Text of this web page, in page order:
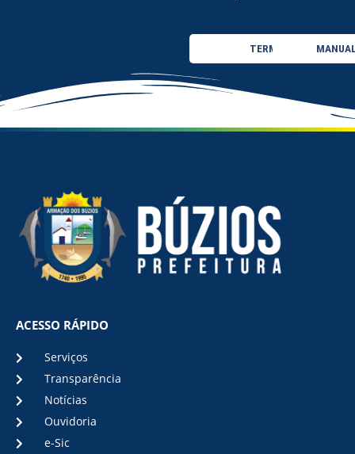
TERMO DE USO
ACESSO RÁPIDO
Serviços
Transparência
Notícias
Ouvidoria
e-Sic